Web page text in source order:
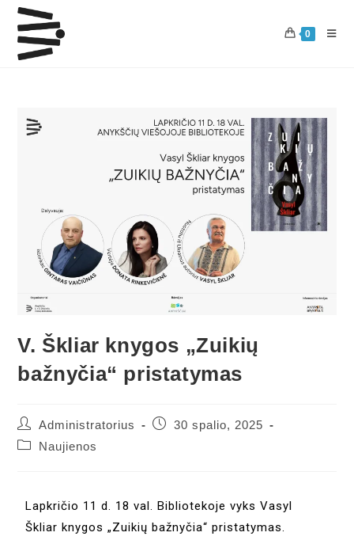
0
V. Škliar knygos „Zuikių
bažnyčia“ pristatymas
Administratorius
30 spalio, 2025
Naujienos
Lapkričio 11 d. 18 val. Bibliotekoje vyks Vasyl
Škliar knygos „Zuikių bažnyčia“ pristatymas.